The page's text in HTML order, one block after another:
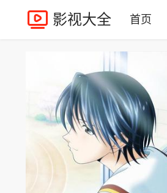
影视大全 首页